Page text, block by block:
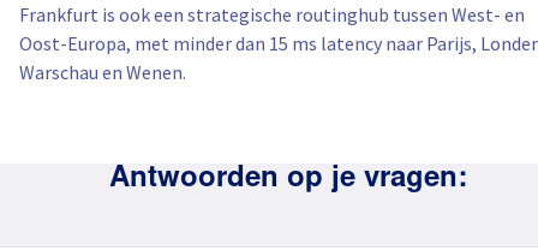
Frankfurt is ook een strategische routinghub tussen West- en
Oost-Europa, met minder dan 15 ms latency naar Parijs,
Warschau en Wenen.
Antwoorden op je vragen: